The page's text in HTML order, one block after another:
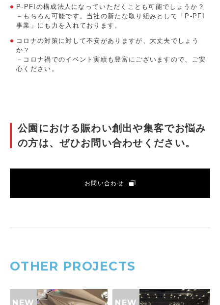
P-PFIの構成法人になっていただくことも可能でしょうか？
－もちろん可能です。当社の新たな取り組みとして「P-PFI
事業」にも力を入れております。
コロナの対策に対して不安がありますが、大丈夫でしょう
か？
－コロナ禍でのイベント実績も豊富にございますので、ご安
心ください。
公園における賑わい創出や集客でお悩み
の方は、ぜひお問い合わせください。
お問い合わせ
OTHER PROJECTS